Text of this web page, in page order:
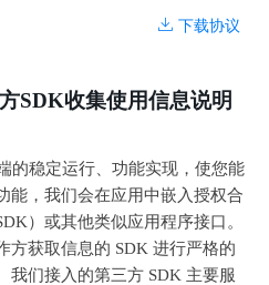
下载协议
SDK收集使用信息说明
的稳定运行、功能实现，使您能
能，我们会在应用中嵌入授权合
）或其他类似应用程序接口。
方获取信息的 SDK 进行严格的
我们接入的第三方 SDK 主要服